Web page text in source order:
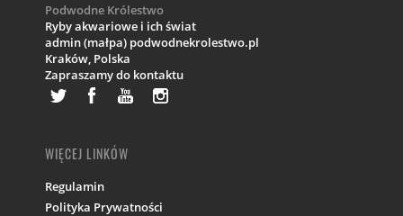
Podwodne Królestwo
Ryby akwariowe i ich świat
admin (małpa) podwodnekrolestwo.pl
Kraków, Polska
Zapraszamy do kontaktu
WIĘCEJ LINKÓW
Regulamin
Polityka Prywatności